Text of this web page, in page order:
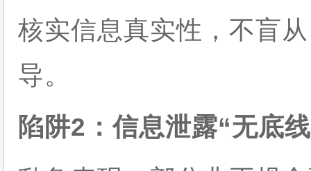
核实信息真实性，不盲
导。
陷阱2：信息泄露“无底